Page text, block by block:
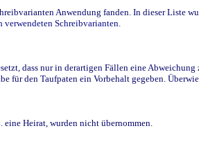
Anwendung fanden. In dieser Liste
Schreibvarianten.
dass nur in derartigen Fällen eine
den Taufpaten ein Vorbehalt gegeben.
Heirat, wurden nicht übernommen.